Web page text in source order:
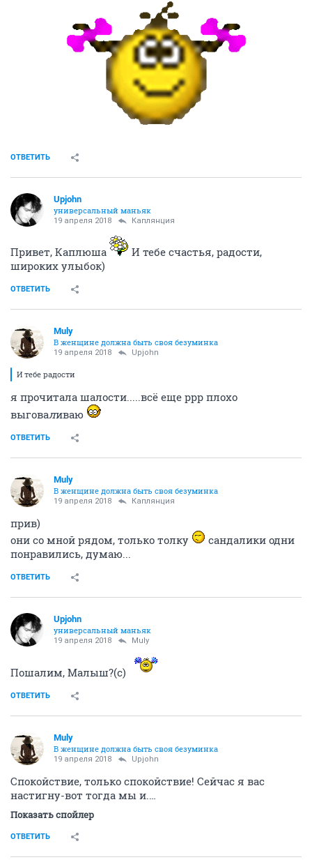
ОТВЕТИТЬ
Upjohn
универсальный маньяк
19 апреля 2018 Каплянция
Привет, Каплюша
И тебе счастья, радости,
широких улыбок)
ОТВЕТИТЬ
Muly
В женщине должна быть своя безyминка
19 апреля 2018 Upjohn
И тебе радости
я прочитала шалости.....всё еще ррр плохо
выговаливаю
ОТВЕТИТЬ
Muly
В женщине должна быть своя безyминка
19 апреля 2018 Каплянция
прив)
они со мной рядом, только толку
сандалики одни
понравились, думаю...
ОТВЕТИТЬ
Upjohn
универсальный маньяк
19 апреля 2018 Muly
Пошалим, Малыш?(с)
ОТВЕТИТЬ
Muly
В женщине должна быть своя безyминка
19 апреля 2018 Upjohn
Спокойствие, только спокойствие! Сейчас я вас
настигну-вот тогда мы и.…
Показать спойлер
ОТВЕТИТЬ